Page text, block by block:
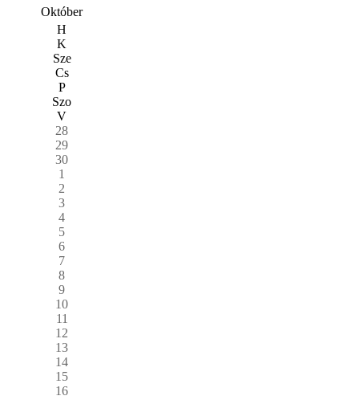
Október
H
K
Sze
Cs
P
Szo
V
28
29
30
1
2
3
4
5
6
7
8
9
10
11
12
13
14
15
16